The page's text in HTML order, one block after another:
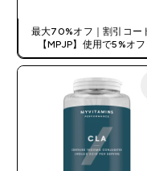
最大70%オフ｜割引コー
【MPJP】使用で5%オフ